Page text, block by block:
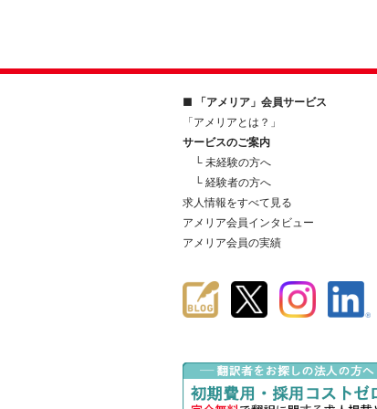
■ 「アメリア」会員サービス
「アメリアとは？」
サービスのご案内
└ 未経験の方へ
└ 経験者の方へ
求人情報をすべて見る
アメリア会員インタビュー
アメリア会員の実績